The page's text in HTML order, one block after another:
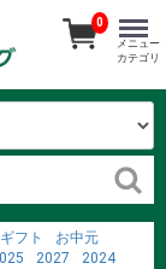
フト
お中元
2027
2024
0
メニュー
カテゴリ